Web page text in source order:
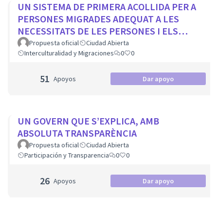
UN SISTEMA DE PRIMERA ACOLLIDA PER A
PERSONES MIGRADES ADEQUAT A LES
NECESSITATS DE LES PERSONES I ELS
MUNICIPIS
Propuesta oficial
Ciudad Abierta
Interculturalidad y Migraciones
0 0
51 Apoyos Dar apoyo
UN GOVERN QUE S’EXPLICA, AMB
ABSOLUTA TRANSPARÈNCIA
Propuesta oficial
Ciudad Abierta
Participación y Transparencia
0 0
26 Apoyos Dar apoyo